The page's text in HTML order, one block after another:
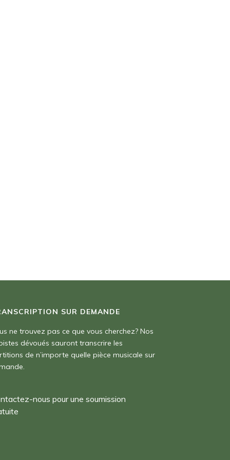
SUR DEMANDE
ne trouvez pas ce que vous cherchez? Nos
dévoués sauront transcrire les
de n’importe quelle pièce musicale sur
nous pour une soumission